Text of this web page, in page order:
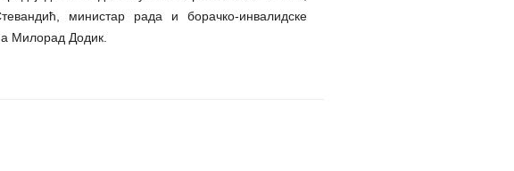
министар рада и борачко-инвалидске
Милорад Додик.